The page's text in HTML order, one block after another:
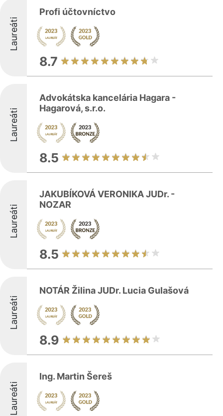
Laureáti
Profi účtovníctvo
8.7
Laureáti
Advokátska kancelária Hagara -
Hagarová, s.r.o.
8.5
Laureáti
JAKUBÍKOVÁ VERONIKA JUDr. -
NOZAR
8.5
Laureáti
NOTÁR Žilina JUDr. Lucia Gulašová
8.9
Laureáti
Ing. Martin Šereš